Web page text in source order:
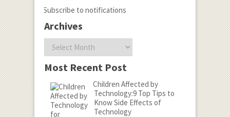
Subscribe to notifications
Archives
Archives
Most Recent Post
Children Affected by
Technology:9 Top Tips to
Know Side Effects of
Technology